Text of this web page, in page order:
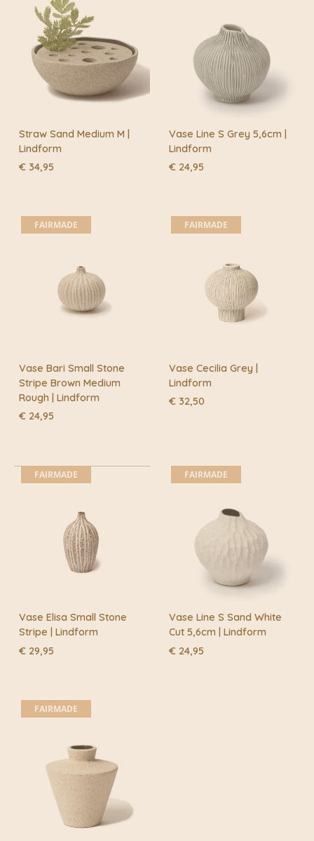
Straw Sand Medium M |
Lindform
€ 34,95
Vase Line S Grey 5,6cm |
Lindform
€ 24,95
FAIRMADE
Vase Bari Small Stone
Stripe Brown Medium
Rough | Lindform
€ 24,95
FAIRMADE
Vase Cecilia Grey |
Lindform
€ 32,50
FAIRMADE
Vase Elisa Small Stone
Stripe | Lindform
€ 29,95
FAIRMADE
Vase Line S Sand White
Cut 5,6cm | Lindform
€ 24,95
FAIRMADE